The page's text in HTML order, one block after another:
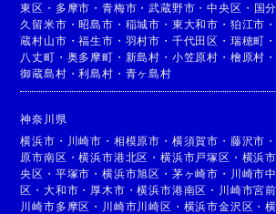
東区 ・ 多摩市 ・青梅市 ・武蔵野市 ・中央区 ・ 国
久留米市 ・昭島市 ・ 稲城市 ・ 東大和市 ・ 狛江市 ・
蔵村山市 ・福生市 ・ 羽村市 ・ 千代田区 ・ 瑞穂町 ・
八丈町 ・ 奥多摩町 ・ 新島村 ・ 小笠原村 ・ 檜原村 ・
御蔵島村 ・利島村 ・ 青ヶ島村
神奈川県
横浜市 ・ 川崎市 ・ 相模原市 ・ 横須賀市 ・ 藤沢市
原市南区 ・横浜市港北区 ・横浜市戸塚区 ・ 横浜
央区 ・ 平塚市 ・横浜市旭区 ・ 茅ヶ崎市 ・ 川崎市
区 ・大和市 ・ 厚木市 ・横浜市港南区 ・ 川崎市宮
川崎市多摩区 ・ 川崎市川崎区 ・ 横浜市金沢区 ・